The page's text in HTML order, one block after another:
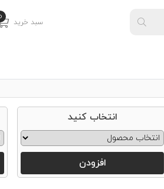
سبد خرید
انتخاب کنید
افزودن